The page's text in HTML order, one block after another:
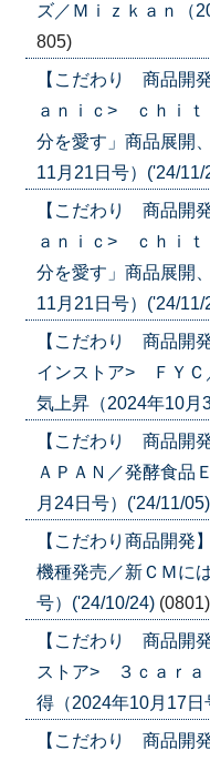
ズ／Ｍｉｚｋａｎ（
805)
【こだわり 商品開
ａｎｉｃ> ｃｈｉ
分を愛す」商品展開
11月21日号）('24/11/
【こだわり 商品開
ａｎｉｃ> ｃｈｉ
分を愛す」商品展開
11月21日号）('24/11/
【こだわり 商品開
インストア> ＦＹＣ
気上昇（2024年10月
【こだわり 商品
ＡＰＡＮ／発酵食品
月24日号）('24/11/05)
【こだわり商品開
機種発売／新ＣＭに
号）('24/10/24) (0801)
【こだわり 商品開
ストア> ３ｃａｒａ
得（2024年10月17日
【こだわり 商品開